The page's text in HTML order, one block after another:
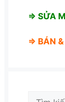
⇒ SỬA
⇒ BÁN &
Tìm